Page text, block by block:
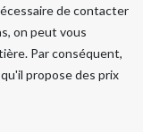
de contacter
on peut vous
Par conséquent,
propose des prix